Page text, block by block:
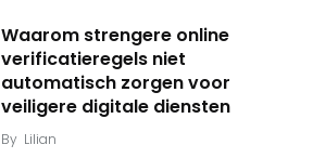
Waarom strengere online
verificatieregels niet
automatisch zorgen voor
veiligere digitale diensten
By Lilian